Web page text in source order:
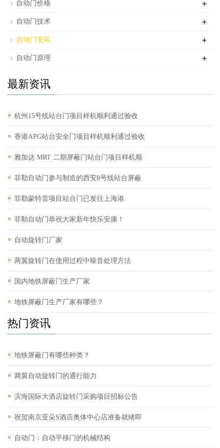
自动门价格 +
自动门技术 +
自动门安装 +
自动门原理 +
最新资讯
杭州15号线站台门项目样机顺利通过验收
香港APG站台安全门项目样机顺利通过验收
雅加达 MRT 二期屏蔽门站台门项目样机顺
菲勒自动门参与制造的西安8号线站台屏蔽
菲勒蒙特雷项目站台门已发往上海港
菲勒自动门恭祝大家新年快乐安康！
自动旋转门厂家
两翼旋转门在使用过程中噪音处理方法
国内地铁屏蔽门生产厂家
地铁屏蔽门生产厂家有哪些？
热门资讯
地铁屏蔽门有哪些种类？
两翼自动旋转门的通行能力
滨海国际大酒店旋转门采购项目招标公告
祝贺南京亚朵S酒店奥体中心店准备就绪即
自动门：自动平移门的机械结构